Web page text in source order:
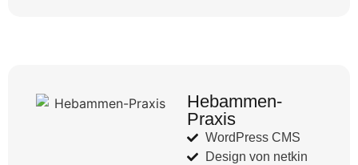
Hebammen-
Praxis
WordPress CMS
Design von netkin